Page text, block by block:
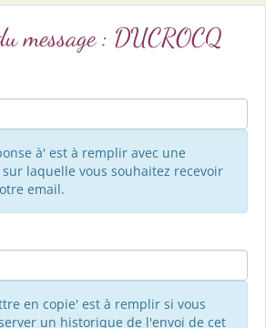
message : DUCROCQ
à' est à remplir avec une
laquelle vous souhaitez recevoir
email.
en copie' est à remplir si vous
un historique de l'envoi de cet